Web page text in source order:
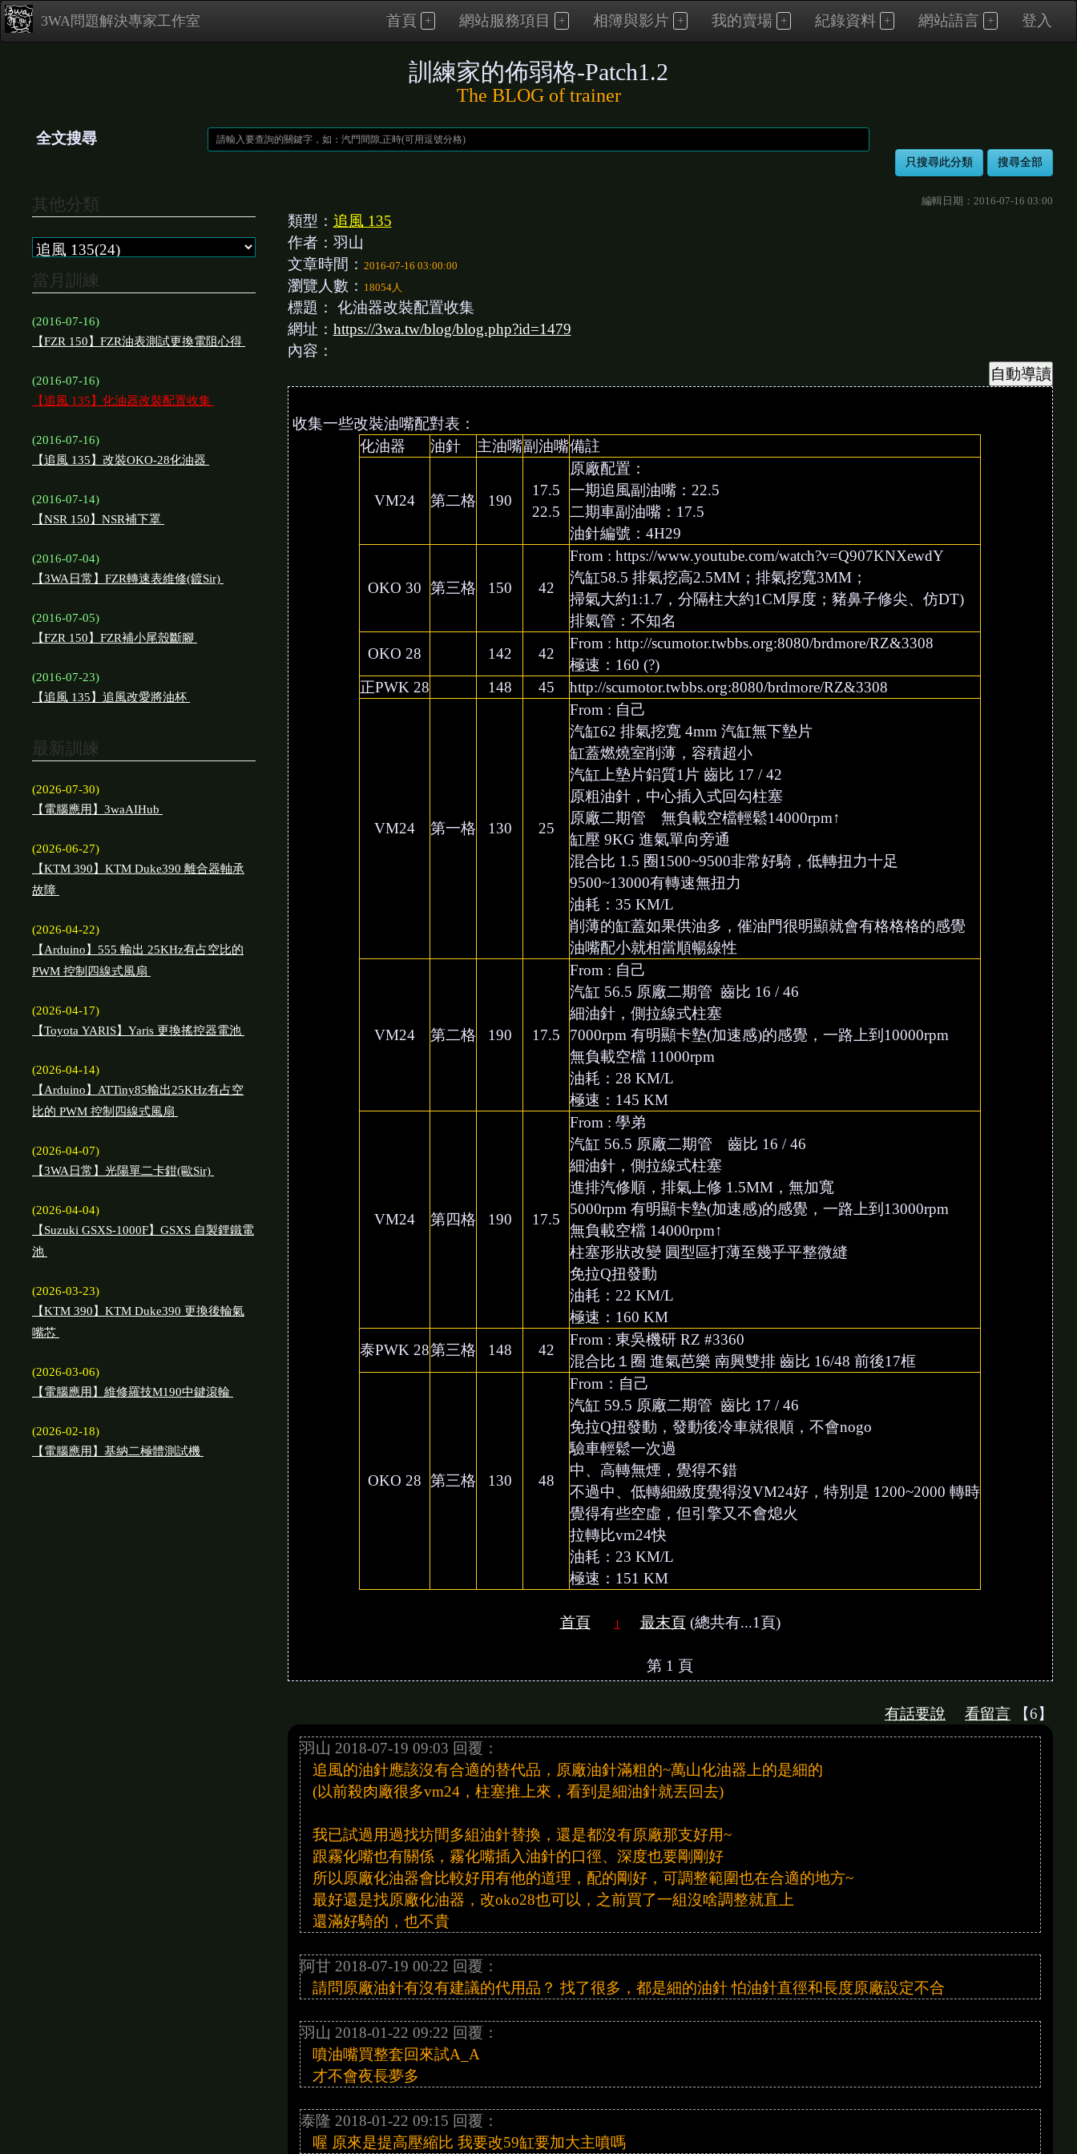
3WA問題解決專家工作室 首頁 網站服務項目 相簿與影片 我的賣場 紀錄資料 網站語言 登入
訓練家的佈弱格-Patch1.2
The BLOG of trainer
全文搜尋
編輯日期：2016-07-16 03:00
類型： 追風 135
作者：羽山
文章時間： 2016-07-16 03:00:00
瀏覽人數： 18054人
標題： 化油器改裝配置收集
網址： https://3wa.tw/blog/blog.php?id=1479
內容：
收集一些改裝油嘴配對表：
化油器
油針 主油嘴副油嘴備註
VM24 第二格 190
17.5
22.5
原廠配置：
一期追風副油嘴：22.5
二期車副油嘴：17.5
油針編號：4H29
OKO 30 第三格 150 42
From : https://www.youtube.com/watch?v=Q907KNXewdY
汽缸58.5 排氣挖高2.5MM；排氣挖寬3MM；
掃氣大約1:1.7，分隔柱大約1CM厚度；豬鼻子修尖、仿DT)
排氣管：不知名
OKO 28
142 42
From : http://scumotor.twbbs.org:8080/brdmore/RZ&3308
極速：160 (?)
正PWK 28
148 45 http://scumotor.twbbs.org:8080/brdmore/RZ&3308
VM24 第一格 130 25
From : 自己
汽缸62 排氣挖寬 4mm 汽缸無下墊片
缸蓋燃燒室削薄，容積超小
汽缸上墊片鋁質1片 齒比 17 / 42
原粗油針，中心插入式回勾柱塞
原廠二期管 無負載空檔輕鬆14000rpm↑
缸壓 9KG 進氣單向旁通
混合比 1.5 圈1500~9500非常好騎，低轉扭力十足
9500~13000有轉速無扭力
油耗：35 KM/L
削薄的缸蓋如果供油多，催油門很明顯就會有格格格的感覺
油嘴配小就相當順暢線性
VM24 第二格 190 17.5
From : 自己
汽缸 56.5 原廠二期管 齒比 16 / 46
細油針，側拉線式柱塞
7000rpm 有明顯卡墊(加速感)的感覺，一路上到10000rpm
無負載空檔 11000rpm
油耗：28 KM/L
極速：145 KM
VM24 第四格 190 17.5
From : 學弟
汽缸 56.5 原廠二期管 齒比 16 / 46
細油針，側拉線式柱塞
進排汽修順，排氣上修 1.5MM，無加寬
5000rpm 有明顯卡墊(加速感)的感覺，一路上到13000rpm
無負載空檔 14000rpm↑
柱塞形狀改變 圓型區打薄至幾乎平整微縫
免拉Q扭發動
油耗：22 KM/L
極速：160 KM
泰PWK 28第三格 148 42
From : 東吳機研 RZ #3360
混合比１圈 進氣芭樂 南興雙排 齒比 16/48 前後17框
OKO 28 第三格 130 48
From：自己
汽缸 59.5 原廠二期管 齒比 17 / 46
免拉Q扭發動，發動後冷車就很順，不會nogo
驗車輕鬆一次過
中、高轉無煙，覺得不錯
不過中、低轉細緻度覺得沒VM24好，特別是 1200~2000 轉時
覺得有些空虛，但引擎又不會熄火
拉轉比vm24快
油耗：23 KM/L
極速：151 KM
首頁 1 最末頁(總共有...1頁)
第 1 頁
有話要說 看留言 【6】
羽山 2018-07-19 09:03 回覆：
追風的油針應該沒有合適的替代品，原廠油針滿粗的~萬山化油器上的是細的
(以前殺肉廠很多vm24，柱塞推上來，看到是細油針就丟回去)
我已試過用過找坊間多組油針替換，還是都沒有原廠那支好用~
跟霧化嘴也有關係，霧化嘴插入油針的口徑、深度也要剛剛好
所以原廠化油器會比較好用有他的道理，配的剛好，可調整範圍也在合適的地方~
最好還是找原廠化油器，改oko28也可以，之前買了一組沒啥調整就直上
還滿好騎的，也不貴
阿甘 2018-07-19 00:22 回覆：
請問原廠油針有沒有建議的代用品？ 找了很多，都是細的油針 怕油針直徑和長度原廠設定不合
羽山 2018-01-22 09:22 回覆：
噴油嘴買整套回來試A_A
才不會夜長夢多
泰隆 2018-01-22 09:15 回覆：
喔 原來是提高壓縮比 我要改59缸要加大主噴嗎
其他分類
當月訓練
(2016-07-16)
【FZR 150】FZR油表測試更換電阻心得
(2016-07-16)
【追風 135】化油器改裝配置收集
(2016-07-16)
【追風 135】改裝OKO-28化油器
(2016-07-14)
【NSR 150】NSR補下罩
(2016-07-04)
【3WA日常】FZR轉速表維修(鍍Sir)
(2016-07-05)
【FZR 150】FZR補小尾殼斷腳
(2016-07-23)
【追風 135】追風改愛將油杯
最新訓練
(2026-07-30)
【電腦應用】3waAIHub
(2026-06-27)
【KTM 390】KTM Duke390 離合器軸承
故障
(2026-04-22)
【Arduino】555 輸出 25KHz有占空比的
PWM 控制四線式風扇
(2026-04-17)
【Toyota YARIS】Yaris 更換搖控器電池
(2026-04-14)
【Arduino】ATTiny85輸出25KHz有占空
比的 PWM 控制四線式風扇
(2026-04-07)
【3WA日常】光陽單二卡鉗(歐Sir)
(2026-04-04)
【Suzuki GSXS-1000F】GSXS 自製鋰鐵電
池
(2026-03-23)
【KTM 390】KTM Duke390 更換後輪氣
嘴芯
(2026-03-06)
【電腦應用】維修羅技M190中鍵滾輪
(2026-02-18)
【電腦應用】基納二極體測試機